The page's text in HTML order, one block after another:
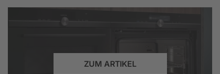
ZUM ARTIKEL